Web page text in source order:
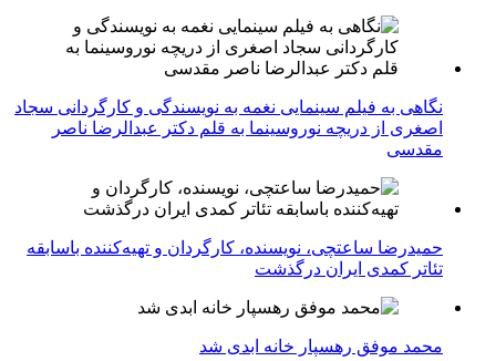
نگاهی به فیلم سینمایی نغمه به نویسندگی و کارگردانی سجاد
اصغری از دریچه نوروسینما به قلم دکتر عبدالرضا ناصر
مقدسی
حمیدرضا ساعتچی، نویسنده، کارگردان و تهیه‌کننده باسابقه
تئاتر کمدی ایران درگذشت
محمد موفق رهسپار خانه ابدی شد